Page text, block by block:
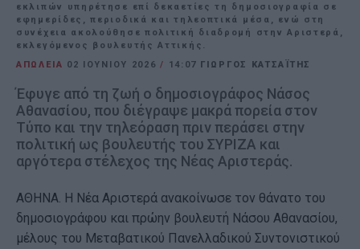
εκλιπών υπηρέτησε επί δεκαετίες τη δημοσιογραφία σε
εφημερίδες, περιοδικά και τηλεοπτικά μέσα, ενώ στη
συνέχεια ακολούθησε πολιτική διαδρομή στην Αριστερά,
εκλεγόμενος βουλευτής Αττικής.
ΑΠΩΛΕΙΑ 02 ΙΟΥΝΊΟΥ 2026/ 14:07 ΓΙΩΡΓΟΣ ΚΑΤΣΑΪΤΗΣ
Έφυγε από τη ζωή ο δημοσιογράφος Νάσος
Αθανασίου, που διέγραψε μακρά πορεία στον
Τύπο και την τηλεόραση πριν περάσει στην
πολιτική ως βουλευτής του ΣΥΡΙΖΑ και
αργότερα στέλεχος της Νέας Αριστεράς.
ΑΘΗΝΑ. Η Νέα Αριστερά ανακοίνωσε τον θάνατο του
δημοσιογράφου και πρώην βουλευτή Νάσου Αθανασίου,
μέλους του Μεταβατικού Πανελλαδικού Συντονιστικού